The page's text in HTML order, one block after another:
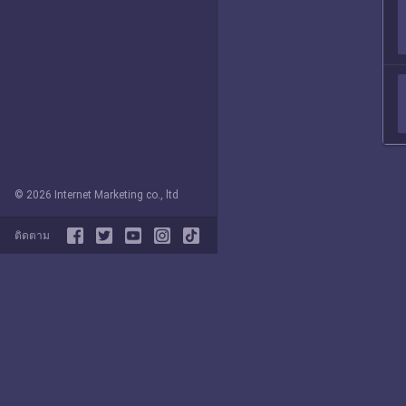
© 2026 Internet Marketing co., ltd
ติดตาม